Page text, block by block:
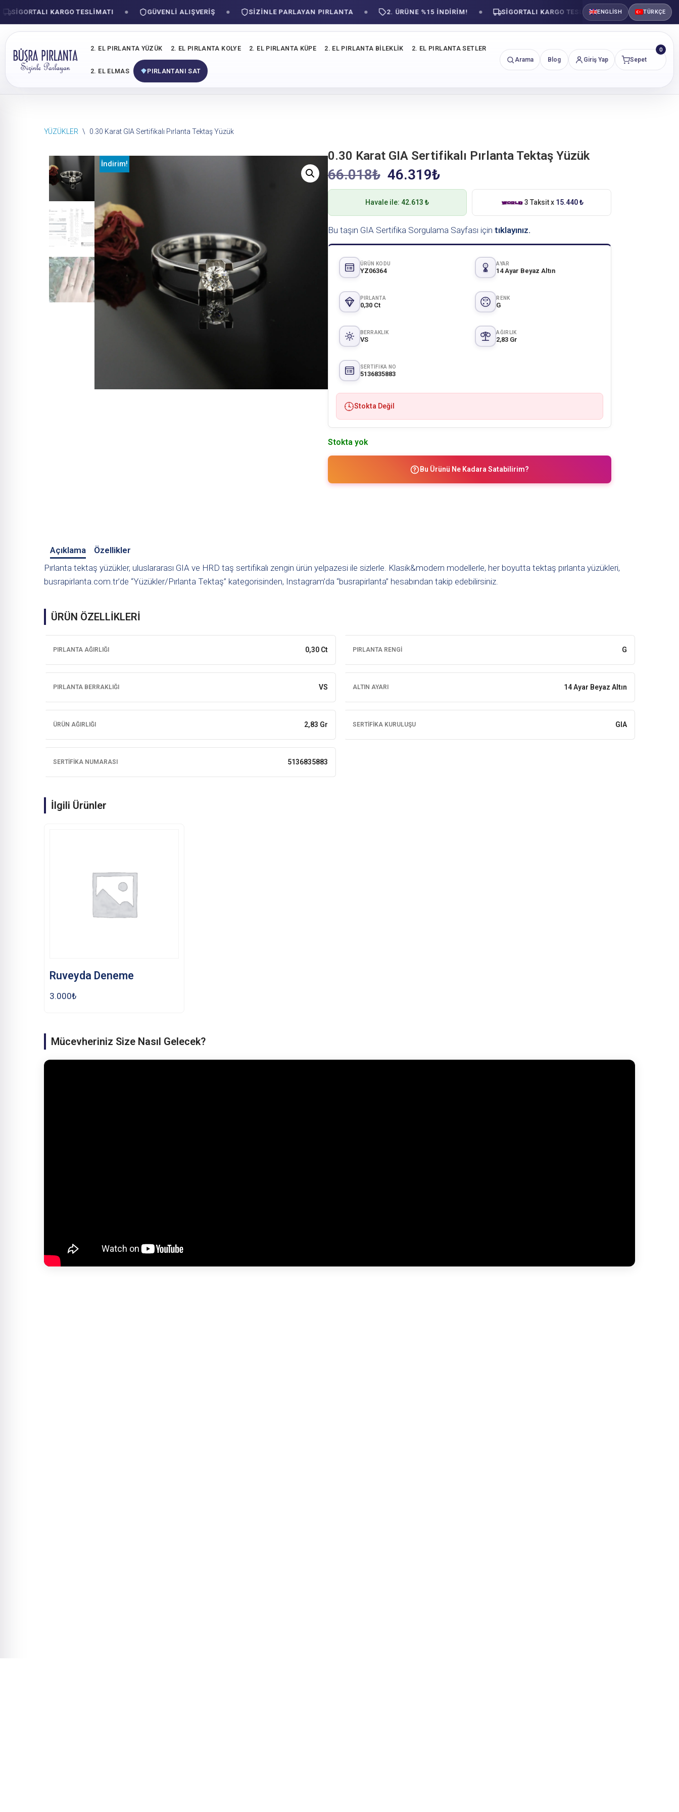
ENGLISH TÜRKÇE
KARGO TESLIMATI GÜVENLI ALIŞVERIŞ SIZINLE PARLAYAN PIRLANTA 2. ÜRÜNE %15 İNDİRİM! SIGORTALI KARGO TESLIMATI GÜVENLI
2. EL PIRLANTA YÜZÜK 2. EL PIRLANTA KOLYE 2. EL PIRLANTA KÜPE 2. EL PIRLANTA BILEKLIK 2. EL PIRLANTA SETLER
2. EL ELMAS PIRLANTANI SAT
Arama Blog Giriş Yap Sepet
0
YÜZÜKLER \ 0.30 Karat GIA Sertifikalı Pırlanta Tektaş Yüzük
İndirim!
0.30 Karat GIA Sertifikalı Pırlanta Tektaş Yüzük
66.018₺ 46.319₺
Havale ile: 42.613 ₺ 3 Taksit x 15.440 ₺
Bu taşın GIA Sertifika Sorgulama Sayfası için tıklayınız.
ÜRÜN KODU
YZ06364
AYAR
14 Ayar Beyaz Altın
PIRLANTA
0,30 Ct
RENK
G
BERRAKLIK
VS
AĞIRLIK
2,83 Gr
SERTIFIKA NO
5136835883
Stokta Değil
Stokta yok
Bu Ürünü Ne Kadara Satabilirim?
Açıklama
Özellikler
Pırlanta tektaş yüzükler, uluslararası GIA ve HRD taş sertifikalı zengin ürün yelpazesi ile sizlerle. Klasik&modern modellerle, her boyutta tektaş pırlanta yüzükleri,
busrapirlanta.com.tr’de “Yüzükler/Pırlanta Tektaş” kategorisinden, Instagram’da “busrapirlanta” hesabından takip edebilirsiniz.
ÜRÜN ÖZELLİKLERİ
PIRLANTA AĞIRLIĞI 0,30 Ct PIRLANTA RENGI G
PIRLANTA BERRAKLIĞI VS ALTIN AYARI 14 Ayar Beyaz Altın
ÜRÜN AĞIRLIĞI 2,83 Gr SERTIFIKA KURULUŞU GIA
SERTIFIKA NUMARASI 5136835883
İlgili Ürünler
Ruveyda Deneme
3.000₺
Mücevheriniz Size Nasıl Gelecek?